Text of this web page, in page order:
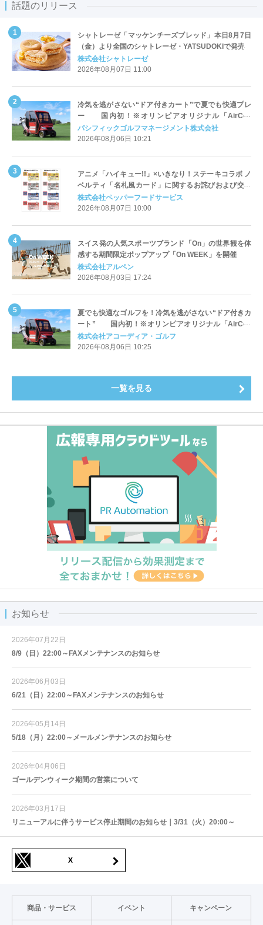
話題のリリース
シャトレーゼ「マッケンチーズブレッド」本日8月7日
（金）より全国のシャトレーゼ・YATSUDOKIで発売
株式会社シャトレーゼ
2026年08月07日 11:00
冷気を逃がさない“ドア付きカート”で夏でも快適プレ
ー 国内初！※オリンピアオリジナル「AirCon
Cart（エアコンカート）」導入 | ＰＧＭ
パシフィックゴルフマネージメント株式会社
2026年08月06日 10:21
アニメ「ハイキュー!!」×いきなり！ステーキコラボ ノ
ベルティ「名札風カード」に関するお詫びおよび交換
対応についてのご案内
株式会社ペッパーフードサービス
2026年08月07日 10:00
スイス発の人気スポーツブランド「On」の世界観を体
感する期間限定ポップアップ「On WEEK」を開催
株式会社アルペン
2026年08月03日 17:24
夏でも快適なゴルフを！冷気を逃がさない“ドア付きカ
ート” 国内初！※オリンピアオリジナル「AirCon
Cart（エアコンカート）」導入 | アコーディア・ゴ
ルフ
株式会社アコーディア・ゴルフ
2026年08月06日 10:25
一覧を見る
お知らせ
2026年07月22日
8/9（日）22:00～FAXメンテナンスのお知らせ
2026年06月03日
6/21（日）22:00～FAXメンテナンスのお知らせ
2026年05月14日
5/18（月）22:00～メールメンテナンスのお知らせ
2026年04月06日
ゴールデンウィーク期間の営業について
2026年03月17日
リニューアルに伴うサービス停止期間のお知らせ｜3/31（火）20:00～
X
商品・サービス イベント キャンペーン